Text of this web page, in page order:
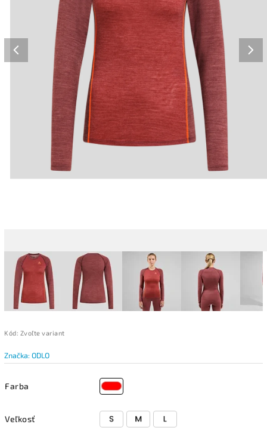
Kód: Zvoľte variant
Značka: ODLO
Farba
Veľkosť